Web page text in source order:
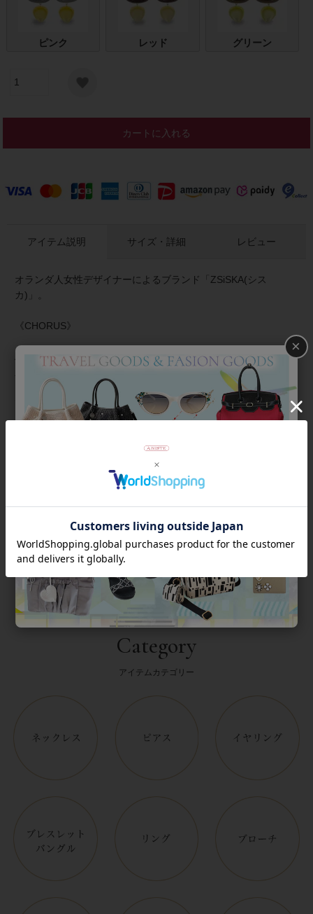
ピンク レッド グリーン
カートに入れる
アイテム説明
オランダ人女性デザイナーによるブランド「ZSiSKA(シス
カ)」。
《CHORUS》
About ZSiSKA/シスカとは
上質な樹脂、ポリエステルレジンの特性を活かし、ガラスのよ
うな質感を再現しつつも、軽くてつけやすいことで人気を博し
サイズ・詳細 レビュー
返品について
Category
アイテムカテゴリー
×